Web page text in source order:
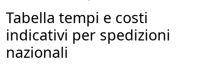
Tabella tempi e costi
indicativi per spedizioni
nazionali